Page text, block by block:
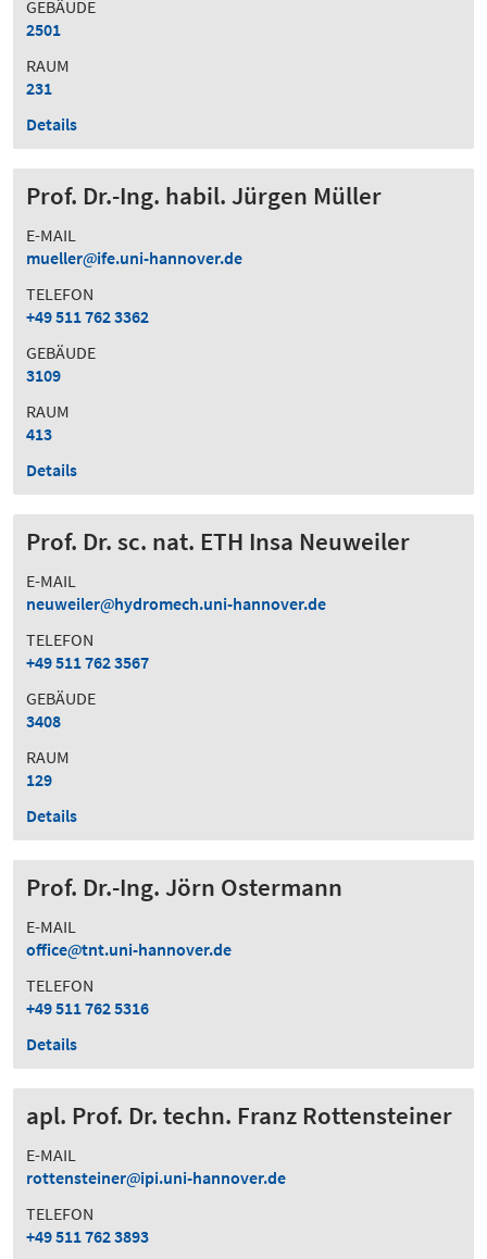
GEBÄUDE
2501
RAUM
231
Details
Prof. Dr.-Ing. habil. Jürgen Müller
E-MAIL
mueller
ife.uni-hannover.de
TELEFON
+49 511 762 3362
GEBÄUDE
3109
RAUM
413
Details
Prof. Dr. sc. nat. ETH Insa Neuweiler
E-MAIL
neuweiler
hydromech.uni-hannover.de
TELEFON
+49 511 762 3567
GEBÄUDE
3408
RAUM
129
Details
Prof. Dr.-Ing. Jörn Ostermann
E-MAIL
office
tnt.uni-hannover.de
TELEFON
+49 511 762 5316
Details
apl. Prof. Dr. techn. Franz Rottensteiner
E-MAIL
rottensteiner
ipi.uni-hannover.de
TELEFON
+49 511 762 3893